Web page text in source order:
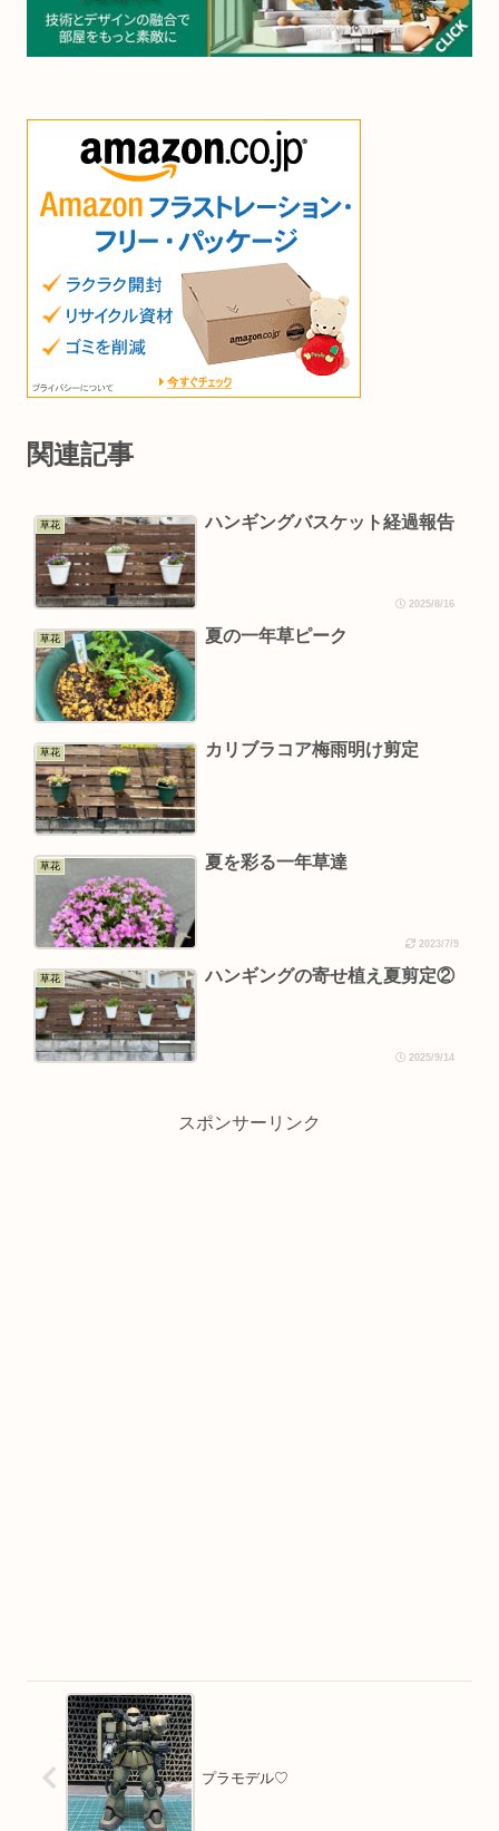
関連記事
草花 ハンギングバスケット経過報告
2025/8/16
草花 夏の一年草ピーク
草花 カリブラコア梅雨明け剪定
草花 夏を彩る一年草達
2023/7/9
草花 ハンギングの寄せ植え夏剪定②
2025/9/14
スポンサーリンク
プラモデル♡